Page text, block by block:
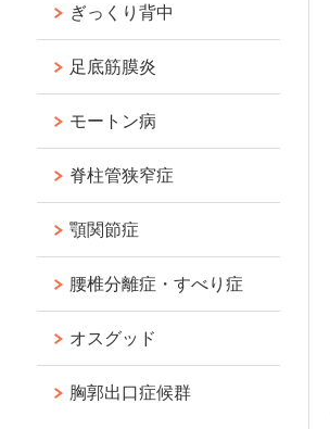
ぎっくり背中
足底筋膜炎
モートン病
脊柱管狭窄症
顎関節症
腰椎分離症・すべり症
オスグッド
胸郭出口症候群